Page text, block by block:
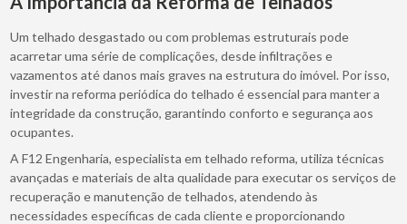
Um telhado desgastado ou com problemas estruturais pode
acarretar uma série de complicações, desde infiltrações e
vazamentos até danos mais graves na estrutura do imóvel. Por isso,
investir na reforma periódica do telhado é essencial para manter a
integridade da construção, garantindo conforto e segurança aos
ocupantes.
A F12 Engenharia, especialista em telhado reforma, utiliza técnicas
avançadas e materiais de alta qualidade para executar os serviços de
recuperação e manutenção de telhados, atendendo às
necessidades específicas de cada cliente e proporcionando